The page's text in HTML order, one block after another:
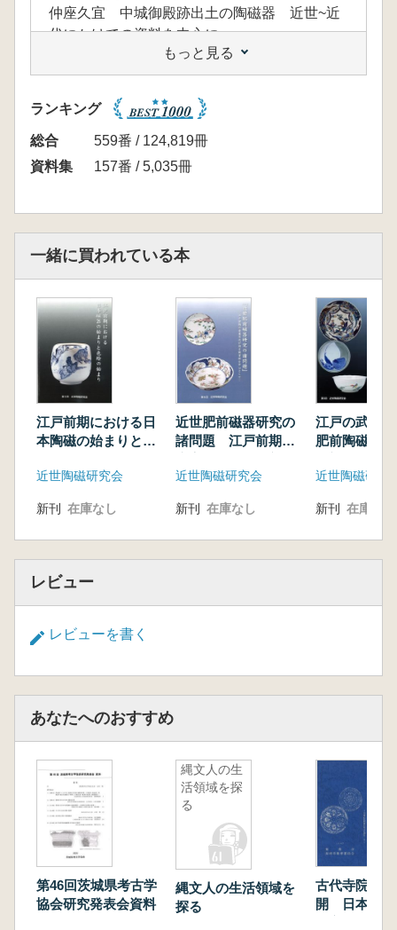
仲座久宜 中城御殿跡出土の陶磁器 近世~近
代にかけての資料を中心に
扇浦正義 長崎・唐人屋敷跡出土の陶磁器
村上伸之 有田における17世紀後半の下級磁器
の生産について一有田・広瀬向窯跡の調査成果
を中心として
山崎伸悟 近世陶磁器資料に対する胎土分析
(地球科学的手法)の有効性について 肥前陶磁
もっと見る
ランキング
総合
559番 / 124,819冊
資料集
157番 / 5,035冊
一緒に買われている本
江戸前期における日
本陶磁の始まりと色
近世陶磁研究会
新刊 在庫なし
近世肥前磁器研究の
諸問題 江戸前期の
料を中心として
近世陶磁研究会
新刊 在庫なし
江戸の武家
肥前陶磁 罹
柿右衛門
近世陶磁研究
新刊 在庫なし
レビュー
レビューを書く
あなたへのおすすめ
第46回茨城県考古学
協会研究発表会資料
縄文人の生
活領域を探
る
縄文人の生活領域を
探る
古代寺院の
開 日本古代